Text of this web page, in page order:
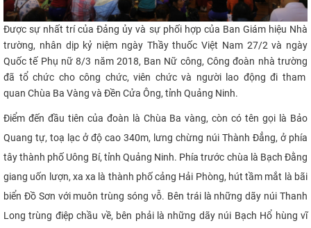
Được sự nhất trícủa Đảng ủy và sự phối hợp của Ban Giám hiệu Nhà
trường, nhân dịp kỷ niệm ngày Thầy thuốc Việt Nam 27/2 và ngày
Quốc tế Phụ nữ 8/3 năm 2018, Ban Nữ công, Công đoàn nhà trường
đã tổ chức cho công chức, viên chức và người lao động đi tham
quan Chùa Ba Vàng và Đền Cửa Ông, tỉnh Quảng Ninh.
Điểm đến đầu tiên của đoàn là Chùa Ba vàng, còn có tên gọi là Bảo
Quang tự, toạ lạc ở độ cao 340m, lưng chừng núi Thành Đẳng, ở phía
tây thành phố Uông Bí, tỉnh Quảng Ninh. Phía trước chùa là Bạch Đằng
giang uốn lượn, xa xa là thành phố cảng Hải Phòng, hút tầm mắt là bãi
biển Đồ Sơn với muôn trùng sóng vỗ. Bên trái là những dãy núi Thanh
Long trùng điệp chầu về, bên phải là những dãy núi Bạch Hổ hùng vĩ